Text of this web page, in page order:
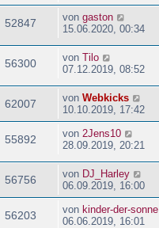
52847 von gaston
15.06.2020, 00:34
56300 von Tilo
07.12.2019, 08:52
62007 von Webkicks
10.10.2019, 17:42
55892 von 2Jens10
28.09.2019, 20:21
56756 von DJ_Harley
06.09.2019, 16:00
56203 von kinder-der-sonne
06.06.2019, 16:01